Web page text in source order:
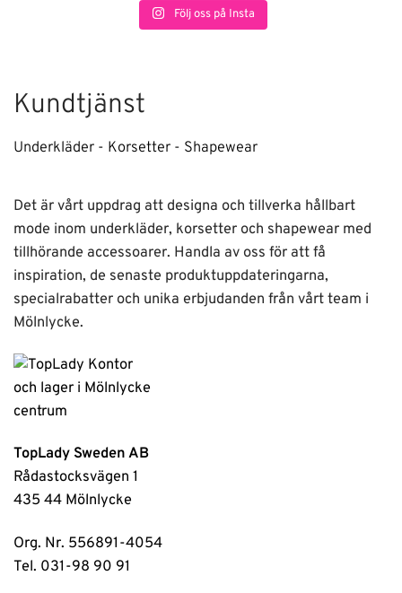
Följ oss på Insta
Kundtjänst
Underkläder - Korsetter - Shapewear
Det är vårt uppdrag att designa och tillverka hållbart
mode inom underkläder, korsetter och shapewear med
tillhörande accessoarer. Handla av oss för att få
inspiration, de senaste produktuppdateringarna,
specialrabatter och unika erbjudanden från vårt team i
Mölnlycke.
TopLady Sweden AB
Rådastocksvägen 1
435 44 Mölnlycke
Org. Nr. 556891-4054
Tel. 031-98 90 91